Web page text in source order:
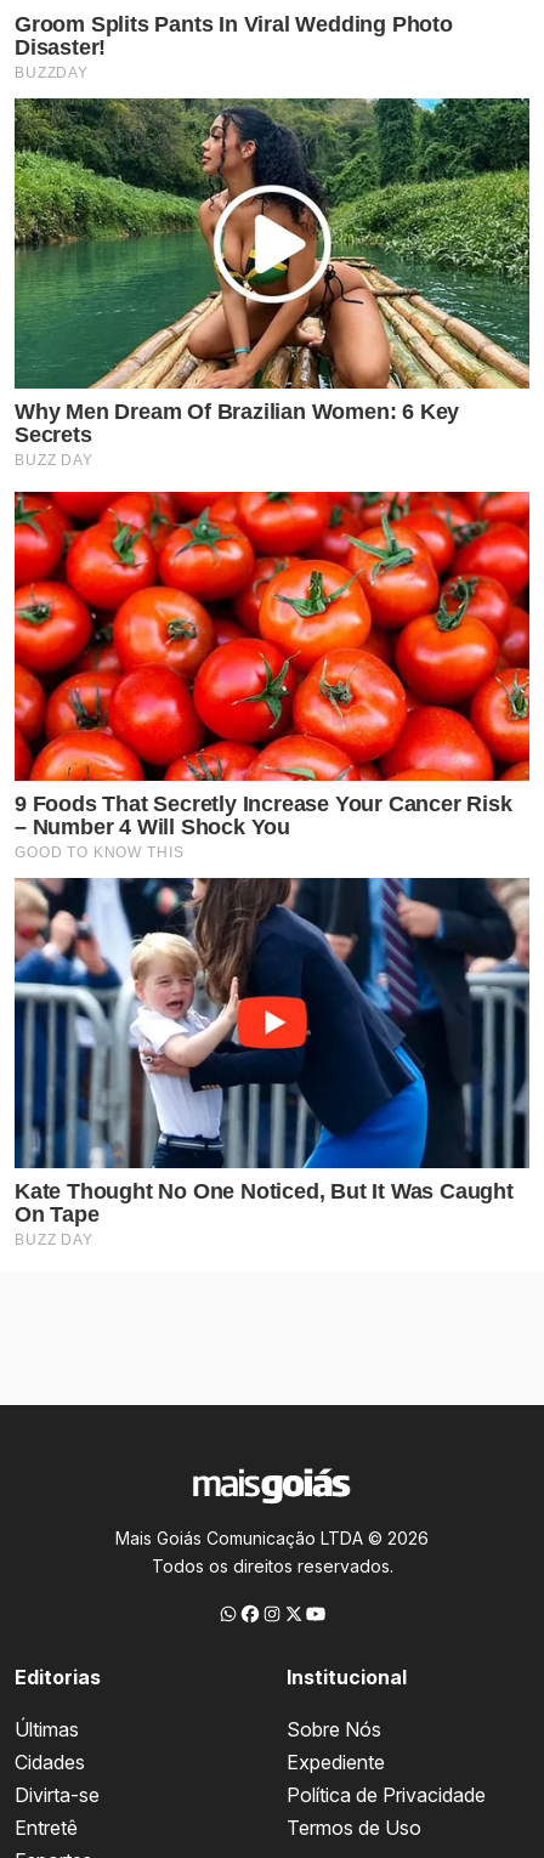
Mais Goiás Comunicação LTDA © 2026
Todos os direitos reservados.
Editorias
Últimas
Cidades
Divirta-se
Entretê
Institucional
Sobre Nós
Expediente
Política de Privacidade
Termos de Uso